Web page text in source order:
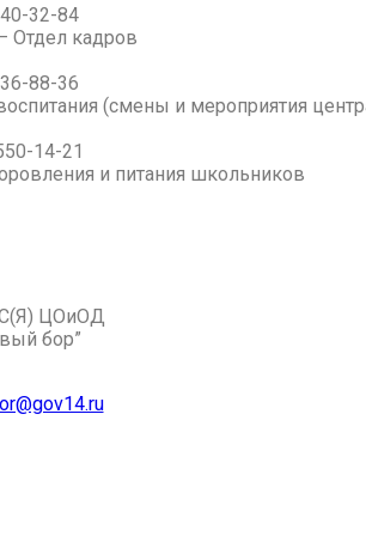
32-84
Отдел кадров
88-36
(смены и мероприятия
14-21
и питания школьников
ЦОиОД
бор”